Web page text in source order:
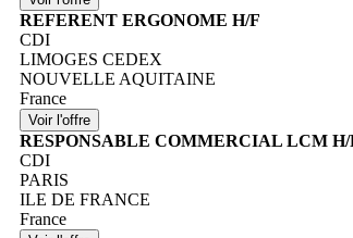
REFERENT ERGONOME H/F
CDI
LIMOGES CEDEX
NOUVELLE AQUITAINE
France
RESPONSABLE COMMERCIAL LCM H/
CDI
PARIS
ILE DE FRANCE
France